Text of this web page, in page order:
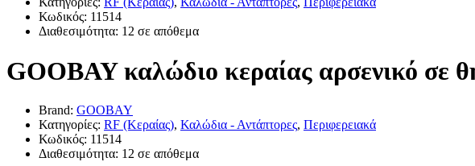
Κωδικός: 11514
Διαθεσιμότητα: 12 σε απόθεμα
GOOBAY καλώδιο κεραίας αρσενικό σε
Brand: GOOBAY
Κατηγορίες: RF (Κεραίας), Καλώδια - Αντάπτορες, Περιφερειακά
Κωδικός: 11514
Διαθεσιμότητα: 12 σε απόθεμα